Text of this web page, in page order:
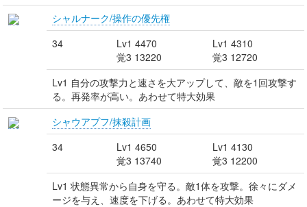
シャルナーク/操作の優先権
34
Lv1 4470
覚3 13220
Lv1 4310
覚3 12720
Lv1 自分の攻撃力と速さを大アップして、敵を1回攻撃す
る。再発率が高い。あわせて特大効果
シャウアプフ/抹殺計画
34
Lv1 4650
覚3 13740
Lv1 4130
覚3 12200
Lv1 状態異常から自身を守る。敵1体を攻撃。徐々にダメ
ージを与え、速度を下げる。あわせて特大効果